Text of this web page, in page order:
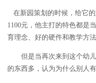
在新园策划的时候，给它
1100元，他主打的特色都是
育理念、好的硬件和教学方
但是当再次来到这个幼儿
的东西多，认为为什么别人